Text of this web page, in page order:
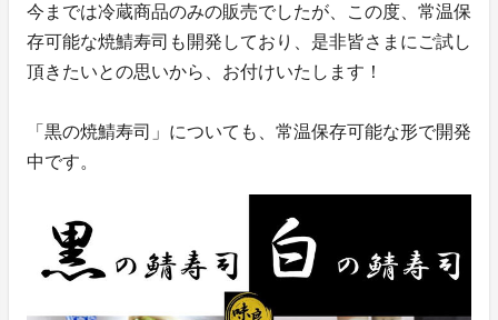
今までは冷蔵商品のみの販売でしたが、この度、常温保
存可能な焼鯖寿司も開発しており、是非皆さまにご試し
頂きたいとの思いから、お付けいたします！
「黒の焼鯖寿司」についても、常温保存可能な形で開発
中です。